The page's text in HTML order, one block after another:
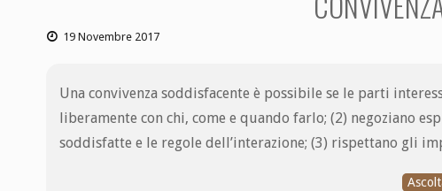
19 Novembre 2017
Una convivenza soddisfacente è possibile se le parti
liberamente con chi, come e quando farlo; (2) negoziano
soddisfatte e le regole dell’interazione; (3) rispettano gli